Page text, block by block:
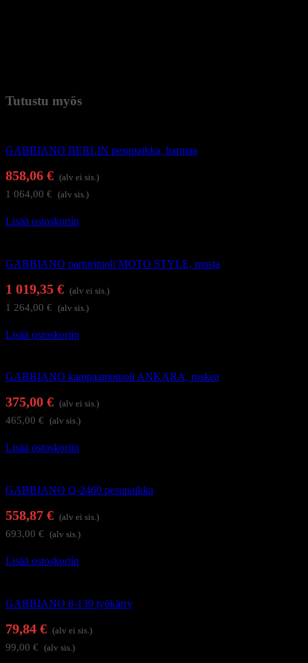
Tutustu myös
GABBIANO BERLIN pesupaikka, harmaa
858,06 € (alv ei sis.)
1 064,00 € (alv sis.)
Lisää ostoskoriin
GABBIANO parturituoli MOTO STYLE, musta
1 019,35 € (alv ei sis.)
1 264,00 € (alv sis.)
Lisää ostoskoriin
GABBIANO kampaamotuoli ANKARA, ruskea
375,00 € (alv ei sis.)
465,00 € (alv sis.)
Lisää ostoskoriin
GABBIANO Q-2460 pesupaikka
558,87 € (alv ei sis.)
693,00 € (alv sis.)
Lisää ostoskoriin
GABBIANO 8-139 työkärry
79,84 € (alv ei sis.)
99,00 € (alv sis.)